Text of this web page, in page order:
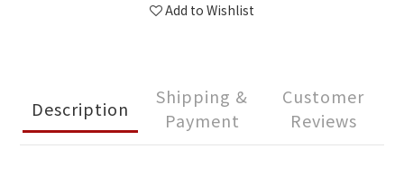
Add to Wishlist
Description
Shipping &
Payment
Customer
Reviews